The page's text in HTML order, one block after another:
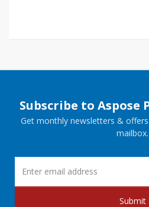
Subscribe to Aspose
Get monthly newsletters &
mailbox.
Submit